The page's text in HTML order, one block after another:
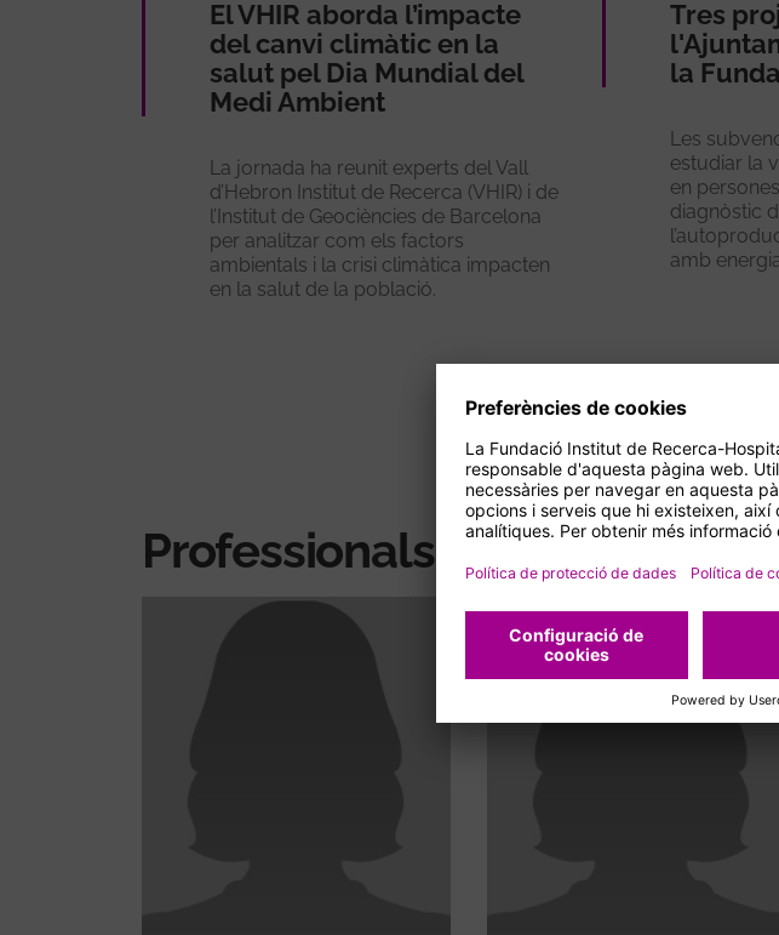
El VHIR aborda l’impacte
del canvi climàtic en la
salut pel Dia Mundial del
Medi Ambient
La jornada ha reunit experts del Vall
d’Hebron Institut de Recerca (VHIR) i de
l’Institut de Geociències de Barcelona
per analitzar com els factors
ambientals i la crisi climàtica impacten
en la salut de la població.
Tres
la
Les
estudiar la
en
diagnòstic
amb
Professionals relacionats